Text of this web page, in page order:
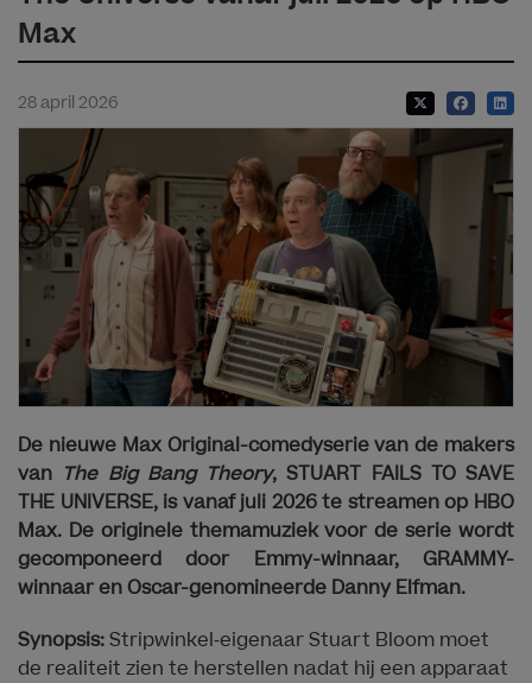
Max
28 april 2026
De nieuwe Max Original-comedyserie van de makers
van The Big Bang Theory, STUART FAILS TO SAVE
THE UNIVERSE, is vanaf juli 2026 te streamen op HBO
Max. De originele themamuziek voor de serie wordt
gecomponeerd door Emmy-winnaar, GRAMMY-
winnaar en Oscar-genomineerde Danny Elfman.
Synopsis:Stripwinkel‑eigenaar Stuart Bloom moet
de realiteit zien te herstellen nadat hij een apparaat